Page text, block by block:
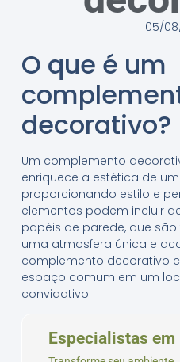
05/
O que é um
decorativo?
Um complemento
enriquece a estética de
proporcionando estilo e
elementos podem incluir
papéis de parede, que
uma atmosfera única e
complemento decorativo
espaço comum em um
convidativo.
Especialistas em